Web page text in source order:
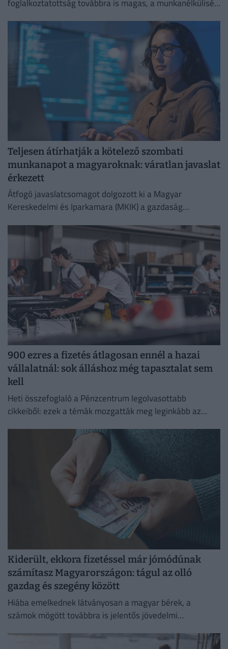
foglalkoztatottság továbbra is magas, a munkanélküliség
Teljesen átírhatják a kötelező szombati
munkanapot a magyaroknak: váratlan javaslat
érkezett
Átfogó javaslatcsomagot dolgozott ki a Magyar
Kereskedelmi és Iparkamara (MKIK) a gazdaság
kezelése érdekében.
900 ezres a fizetés átlagosan ennél a hazai
vállalatnál: sok álláshoz még tapasztalat sem
kell
Heti összefoglaló a Pénzcentrum legolvasottabb
cikkeiből: ezek a témák mozgatták meg leginkább az
Kiderült, ekkora fizetéssel már jómódúnak
számítasz Magyarországon: tágul az olló
gazdag és szegény között
Hiába emelkednek látványosan a magyar bérek, a
számok mögött továbbra is jelentős jövedelmi